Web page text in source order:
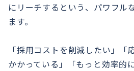
にリーチするという、パワフル
ます。
「採用コストを削減したい」「
かかっている」「もっと効率的